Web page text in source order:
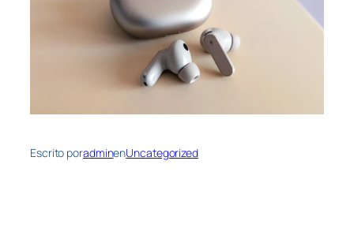
Escrito poradminenUncategorized